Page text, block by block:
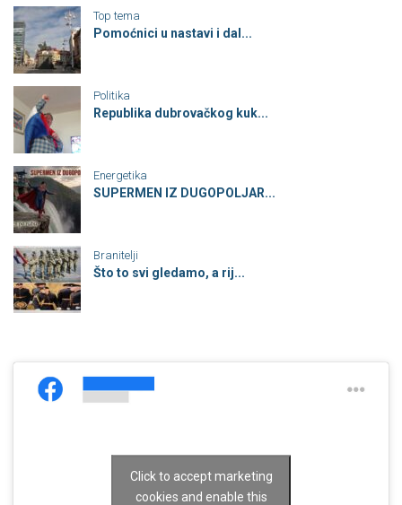
Top tema
Pomoćnici u nastavi i dal...
Politika
Republika dubrovačkog kuk...
Energetika
SUPERMEN IZ DUGOPOLJAR...
Branitelji
Što to svi gledamo, a rij...
Click to accept marketing
cookies and enable this